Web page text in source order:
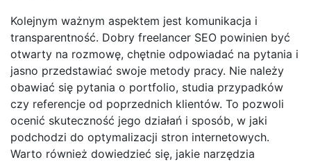
Kolejnym ważnym aspektem jest komunikacja i
transparentność. Dobry freelancer SEO powinien być
otwarty na rozmowę, chętnie odpowiadać na pytania i
jasno przedstawiać swoje metody pracy. Nie należy
obawiać się pytania o portfolio, studia przypadków
czy referencje od poprzednich klientów. To pozwoli
ocenić skuteczność jego działań i sposób, w jaki
podchodzi do optymalizacji stron internetowych.
Warto również dowiedzieć się, jakie narzędzia